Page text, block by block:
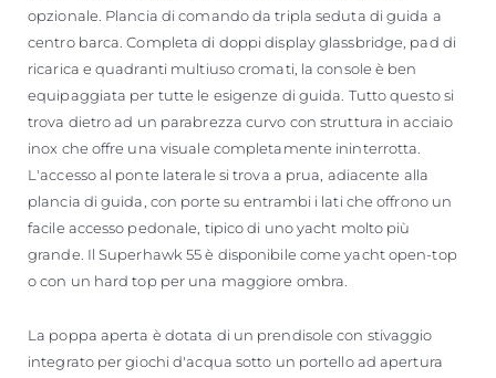
opzionale. Plancia di comando da tripla seduta di guida a
centro barca. Completa di doppi display glassbridge, pad di
ricarica e quadranti multiuso cromati, la console è ben
equipaggiata per tutte le esigenze di guida. Tutto questo si
trova dietro ad un parabrezza curvo con struttura in acciaio
inox che offre una visuale completamente ininterrotta.
L'accesso al ponte laterale si trova a prua, adiacente alla
plancia di guida, con porte su entrambi i lati che offrono un
facile accesso pedonale, tipico di uno yacht molto più
grande. Il Superhawk 55 è disponibile come yacht open-top
o con un hard top per una maggiore ombra.
La poppa aperta è dotata di un prendisole con stivaggio
integrato per giochi d'acqua sotto un portello ad apertura